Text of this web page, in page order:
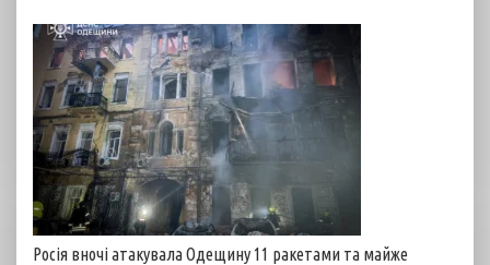
Росія вночі атакувала Одещину 11 ракетами та майже